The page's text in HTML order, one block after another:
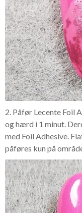
2. Påfør Lecente Foil
og hærd i 1 minut.
med Foil Adhesive.
påføres kun på